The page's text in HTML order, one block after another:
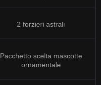
2 forzieri astrali
Pacchetto scelta mascotte
ornamentale